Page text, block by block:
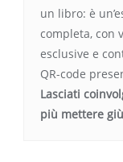
un libro: è
completa, con
esclusive e
QR-code
Lasciati
più mettere